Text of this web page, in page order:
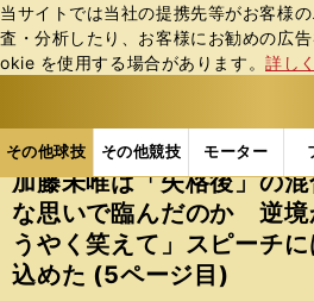
当サイトでは当社の提携先等がお客様
査・分析したり、お客様にお勧めの広
okie を使⽤する場合があります。詳し
その他球技 その他競技 モーター
ス
ポ
ル
テ
ィ
ー
その他球技の記事一覧 テ
加藤未唯は「失格後」の
な思いで臨んだのか 逆境
うやく笑えて」スピーチ
込めた (5ページ目)